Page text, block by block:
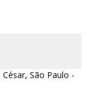
São Paulo -